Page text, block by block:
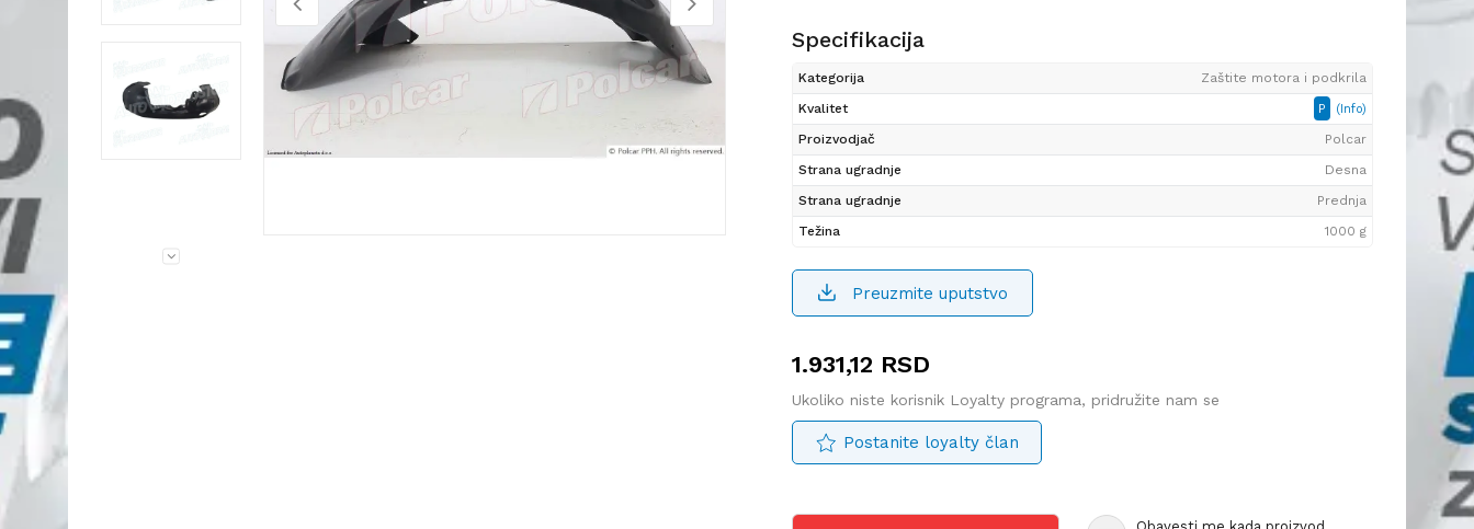
Specifikacija
Kategorija
Zaštite motora i podkrila
Kvalitet
P (Info)
Proizvodjač
Polcar
Strana ugradnje
Desna
Strana ugradnje
Prednja
Težina
1000 g
Preuzmite uputstvo
1.931,12 RSD
Ukoliko niste korisnik Loyalty programa, pridružite nam se
Postanite loyalty član